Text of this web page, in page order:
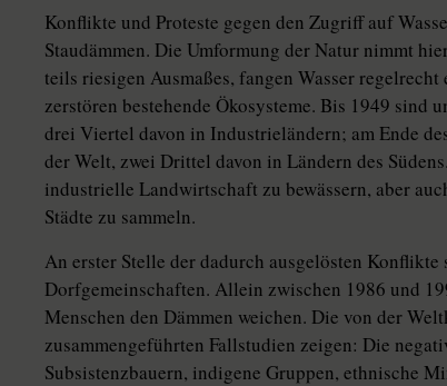
Konflikte und Proteste gegen den Zugriff auf
Staudämmen. Die Umformung der Natur nimmt
teils riesigen Ausmaßes, fangen Wasser
zerstören bestehende Ökosysteme. Bis 1949 sind
drei Viertel davon in Industrieländern; am Ende
der Welt, zwei Drittel davon in Ländern des Südens.
industrielle Landwirtschaft zu bewässern, aber
Städte zu sammeln.
An erster Stelle der dadurch ausgelösten
Dorfgemeinschaften. Allein zwischen 1986 und
Menschen den Dämmen weichen. Die von der
zusammengeführten Fallstudien zeigen: Die
Subsistenzbauern, indigene Gruppen, ethnische